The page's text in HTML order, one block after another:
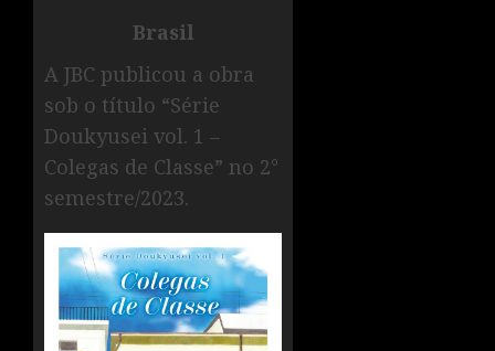
Brasil
A JBC publicou a obra
sob o título “Série
Doukyusei vol. 1 –
Colegas de Classe” no 2°
semestre/2023.